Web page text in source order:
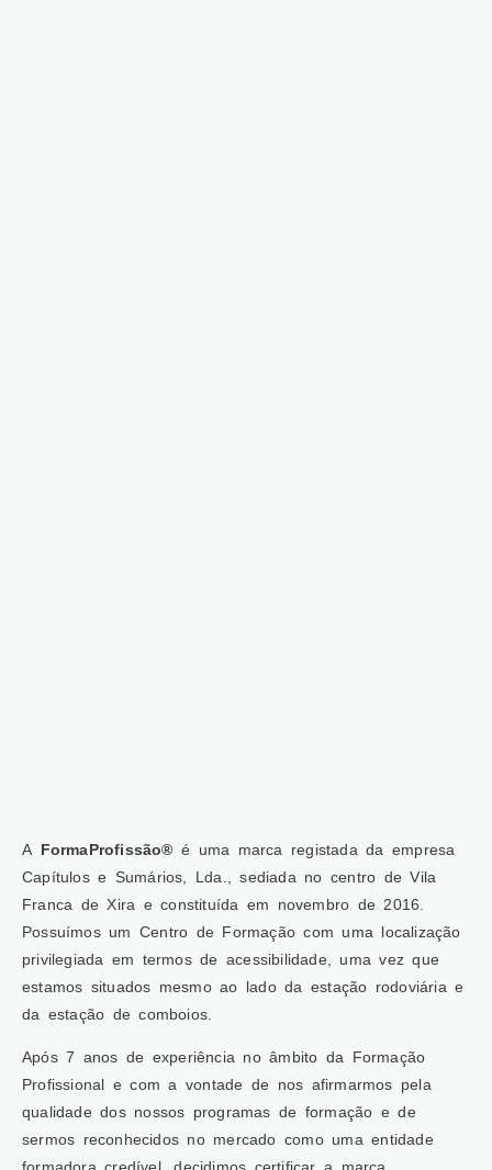
A FormaProfissão® é uma marca registada da empresa
Capítulos e Sumários, Lda., sediada no centro de Vila
Franca de Xira e constituída em novembro de 2016.
Possuímos um Centro de Formação com uma localização
privilegiada em termos de acessibilidade, uma vez que
estamos situados mesmo ao lado da estação rodoviária e
da estação de comboios.
Após 7 anos de experiência no âmbito da Formação
Profissional e com a vontade de nos afirmarmos pela
qualidade dos nossos programas de formação e de
sermos reconhecidos no mercado como uma entidade